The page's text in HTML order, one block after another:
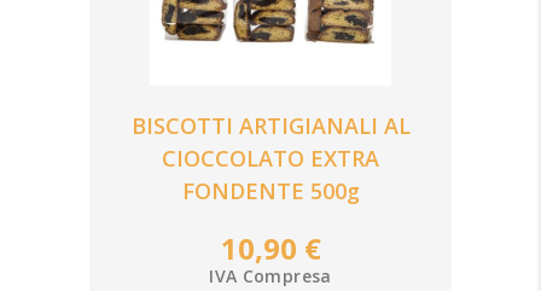
BISCOTTI ARTIGIANALI AL
CIOCCOLATO EXTRA
FONDENTE 500g
10,90 €
IVA Compresa